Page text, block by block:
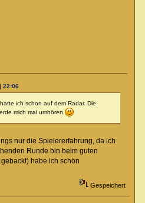
22:06
ich schon auf dem Radar. Die
mich mal umhören
nur die Spielererfahrung, da ich
Runde bin beim guten
habe ich schön
Gespeichert